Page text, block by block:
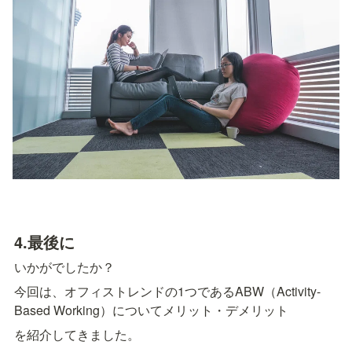
4.最後に
いかがでしたか？
今回は、オフィストレンドの1つであるABW（Activity-
Based Working）についてメリット・デメリット
を紹介してきました。